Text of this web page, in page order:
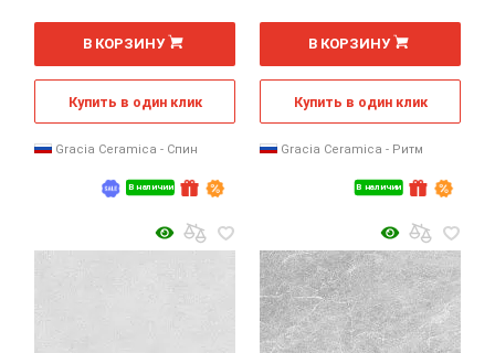
В наличии
м
В КОРЗИНУ
Купить в один клик
Gracia Ceramica - Спин
В наличии
м
В КОРЗИНУ
Купить в один клик
Gracia Ceramica - Ритм